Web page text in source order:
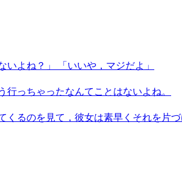
いよね？」 「いいや，マジだよ」
行っちゃったなんてことはないよね。
くるのを見て，彼女は素早くそれを片